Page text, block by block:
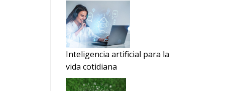
Inteligencia artificial para la
vida cotidiana